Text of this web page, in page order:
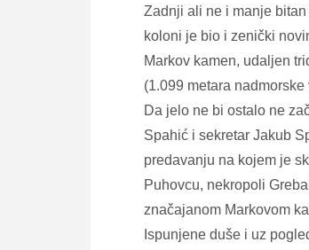
Zadnji ali ne i manje
koloni je bio i zenički
Markov kamen, udaljen
(1.099 metara
Da jelo ne bi ostalo ne
Spahić i sekretar Jakub
predavanju na kojem je
Puhovcu, nekropoli
značajanom Markovom
Ispunjene duše i uz